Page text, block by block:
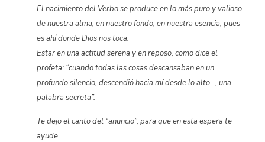
El nacimiento del Verbo se produce en lo más puro y valioso
de nuestra alma, en nuestro fondo, en nuestra esencia, pues
es ahí donde Dios nos toca.
Estar en una actitud serena y en reposo, como dice el
profeta: “cuando todas las cosas descansaban en un
profundo silencio, descendió hacia mí desde lo alto…, una
palabra secreta”.
Te dejo el canto del “anuncio”, para que en esta espera te
ayude.